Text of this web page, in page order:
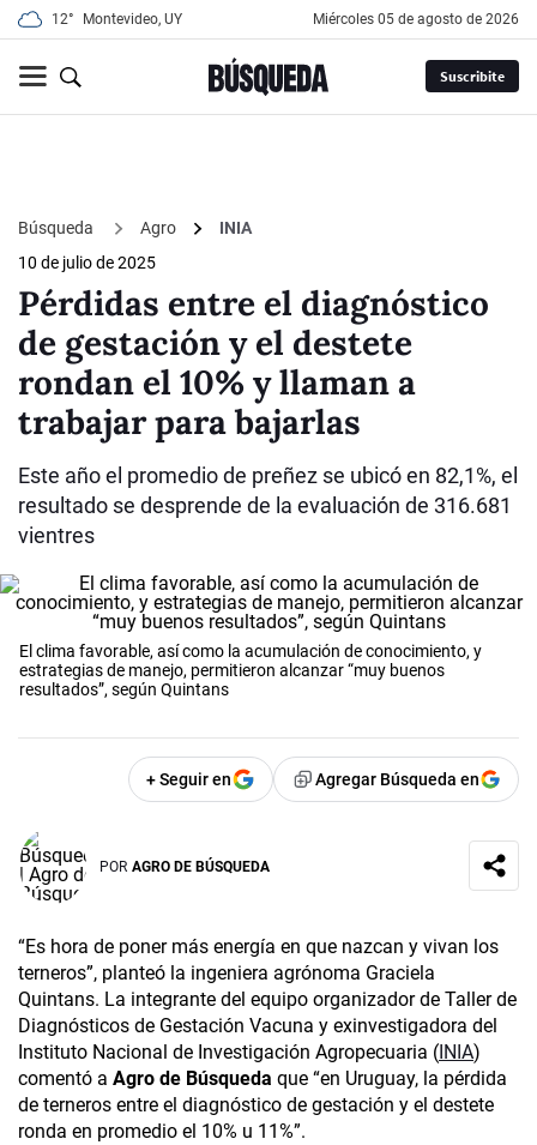
12° Montevideo, UY miércoles 05 de agosto de 2026
Suscribite
Búsqueda Agro
INIA
10 de julio de 2025
Pérdidas entre el diagnóstico
de gestación y el destete
rondan el 10% y llaman a
trabajar para bajarlas
Este año el promedio de preñez se ubicó en 82,1%, el
resultado se desprende de la evaluación de 316.681
vientres
El clima favorable, así como la acumulación de conocimiento, y
estrategias de manejo, permitieron alcanzar “muy buenos
resultados”, según Quintans
+ Seguir en Agregar Búsqueda en
POR AGRO DE BÚSQUEDA
“Es hora de poner más energía en que nazcan y vivan los
terneros”, planteó la ingeniera agrónoma Graciela
Quintans. La integrante del equipo organizador de Taller de
Diagnósticos de Gestación Vacuna y exinvestigadora del
Instituto Nacional de Investigación Agropecuaria (INIA)
comentó a Agro de Búsqueda que “en Uruguay, la pérdida
de terneros entre el diagnóstico de gestación y el destete
ronda en promedio el 10% u 11%”.